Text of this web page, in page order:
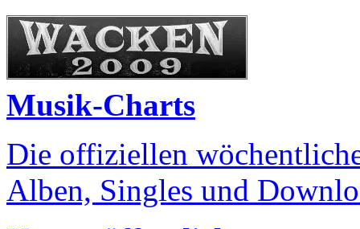
Musik-Charts
Die offiziellen
Alben, Singles und